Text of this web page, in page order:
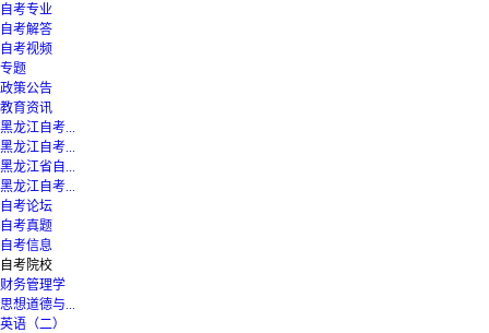
自考专业
自考解答
自考视频
专题
政策公告
教育资讯
黑龙江自考...
黑龙江自考...
黑龙江省自...
黑龙江自考...
自考论坛
自考真题
自考信息
自考院校
财务管理学
思想道德与...
英语（二）